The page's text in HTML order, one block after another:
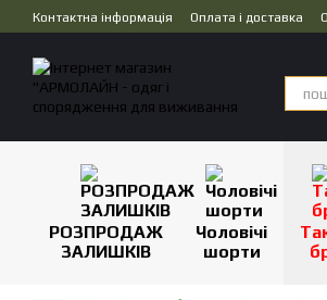
Перейти до основного контенту
Контактна інформація Оплата і доставка
РОЗПРОДАЖ
ЗАЛИШКІВ
Чоловічі
шорти